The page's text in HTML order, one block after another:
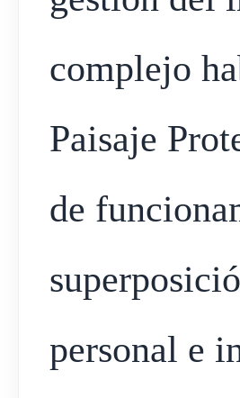
complejo
Paisaje
de
personal e